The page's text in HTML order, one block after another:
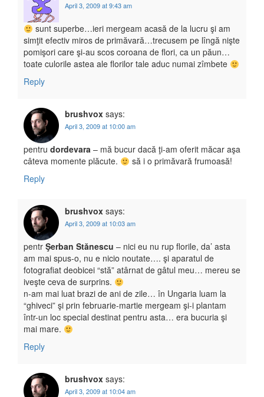
April 3, 2009 at 9:43 am
sunt superbe…ieri mergeam acasă de la lucru şi am
simţit efectiv miros de primăvară…trecusem pe lîngă nişte
pomişori care şi-au scos coroana de flori, ca un păun…
toate culorile astea ale florilor tale aduc numai zîmbete
Reply
brushvox says:
April 3, 2009 at 10:00 am
pentru dordevara – mă bucur dacă ţi-am oferit măcar aşa
câteva momente plăcute.
să i o primăvară frumoasă!
Reply
brushvox says:
April 3, 2009 at 10:03 am
pentr Şerban Stănescu – nici eu nu rup florile, da’ asta
am mai spus-o, nu e nicio noutate…. şi aparatul de
fotografiat deobicei “stă” atârnat de gâtul meu… mereu se
iveşte ceva de surprins.
n-am mai luat brazi de ani de zile… în Ungaria luam la
“ghiveci” şi prin februarie-martie mergeam şi-i plantam
într-un loc special destinat pentru asta… era bucuria şi
mai mare.
Reply
brushvox says:
April 3, 2009 at 10:04 am